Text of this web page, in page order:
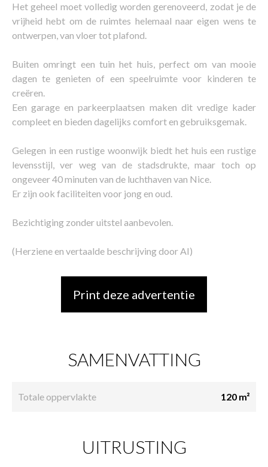
Het geheel moet volledig worden gerenoveerd, zodat je de
vrijheid hebt om de ruimtes helemaal naar eigen wens te
ontwerpen, van vloer tot plafond.
Buiten omringt een tuin het huis, perfect om van mooie
dagen te genieten of een speelruimte voor kinderen te
creëren.
Een garage en parkeerplaatsen maken dit vredige kader
compleet en bieden dagelijks comfort en gebruiksgemak.
Gelegen in een rustige woonwijk biedt het huis een rustige
levensstijl, ver weg van de stadsdrukte, maar toch op
ongeveer 40 minuten van de luchthaven van Nice.
Er zijn ook faciliteiten voor jong en oud.
Bezichtiging zonder uitstel aanbevolen.
(Herziene en vertaalde beschrijving door AI)
Print deze advertentie
SAMENVATTING
Totale oppervlakte 120 m²
UITRUSTING